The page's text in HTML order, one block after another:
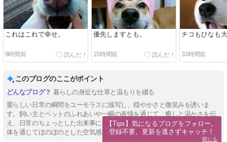
これはこれで幸せ。
9時間前
優先しますとも。
15時間前
チコもひなも
33時間前
このブログのここがポイント
暮らしの身近な仕草と温もりを綴る
愛らしい日常の瞬間をユーモラスに描写し、穏やかさと微笑みを誘いま
す。飼い主とペットのふれあいや一瞬の表情を通じて、癒しと温かさを伝
え、日常のちょっとした出来事に幸せを見出すこだわりが伝わります。全
体を通じてほのぼのとした空気感と豊かな表現が魅力です。
【Tips】気になるブログをフォロー。
登録不要。更新を逃さずキャッチ！
閉じる